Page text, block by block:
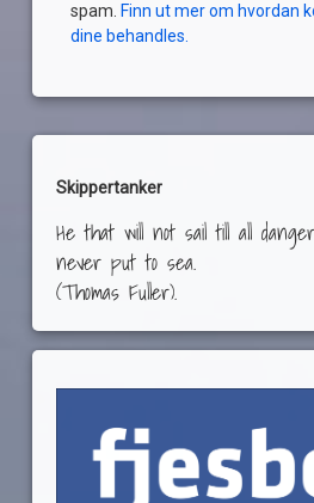
spam. Finn ut mer om hvordan
dine behandles.
Skippertanker
He that will not sail till all
never put to sea.
(Thomas Fuller).